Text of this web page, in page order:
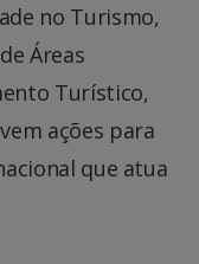
no Turismo,
Áreas
Turístico,
ações para
que atua